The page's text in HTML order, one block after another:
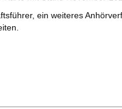
ein weiteres